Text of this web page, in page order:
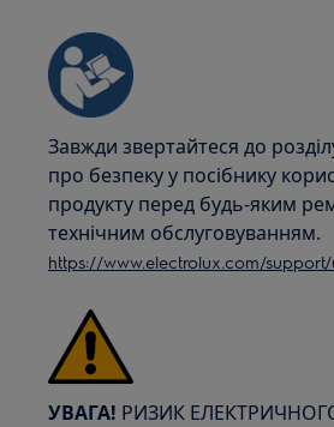
Завжди звертайтеся до
про безпеку у посібнику
продукту перед будь-яким
технічним обслуговуванням.
https://www.electrolux.com/
УВАГА! РИЗИК